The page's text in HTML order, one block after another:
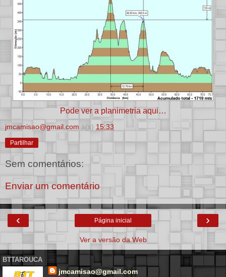
Pode ver a planimetria aqui…
jmcamisao@gmail.com à(s) 15:33
Partilhar
Sem comentários:
Enviar um comentário
‹ ›
Página inicial
Ver a versão da Web
BTTAROUCA
jmcamisao@gmail.com